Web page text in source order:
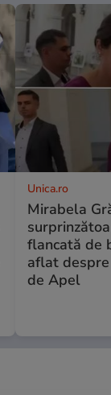
Unica.ro
Mirabela
flancată de
aflat
de Apel